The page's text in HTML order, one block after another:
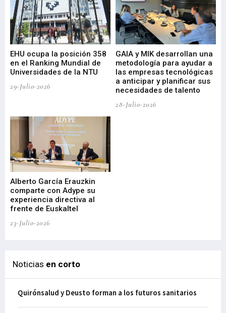
EHU ocupa la posición 358
en el Ranking Mundial de
Universidades de la NTU
29-Julio-2026
GAIA y MIK desarrollan una
metodología para ayudar a
las empresas tecnológicas
a anticipar y planificar sus
necesidades de talento
28-Julio-2026
Alberto García Erauzkin
comparte con Adype su
experiencia directiva al
frente de Euskaltel
23-Julio-2026
Noticias en corto
Quirónsalud y Deusto forman a los futuros sanitarios